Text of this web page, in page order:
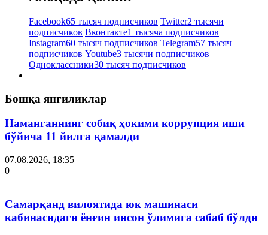
Facebook65 тысяч подписчиков Twitter2 тысячи
подписчиков Вконтакте1 тысяча подписчиков
Instagram60 тысяч подписчиков Telegram57 тысяч
подписчиков Youtube3 тысячи подписчиков
Одноклассники30 тысяч подписчиков
Бошқа янгиликлар
Наманганнинг собиқ ҳокими коррупция иши
бўйича 11 йилга қамалди
07.08.2026, 18:35
0
Самарқанд вилоятида юк машинаси
кабинасидаги ёнғин инсон ўлимига сабаб бўлди